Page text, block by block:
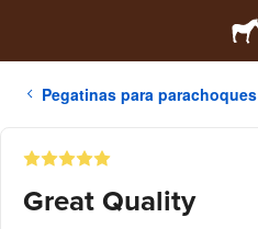
Pegatinas para parachoques
Great Quality